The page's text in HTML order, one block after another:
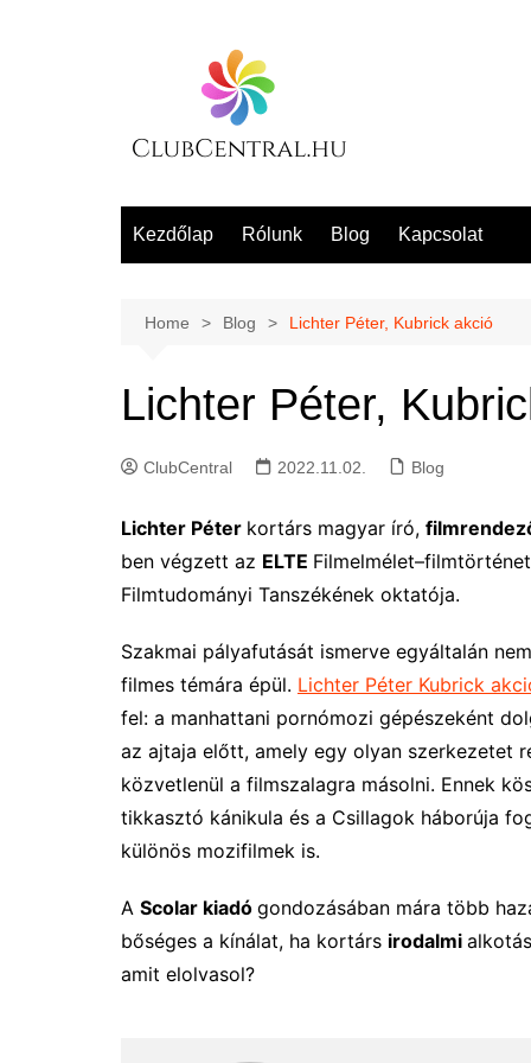
Kezdőlap Rólunk Blog Kapcsolat
Home Blog Lichter Péter, Kubrick akció
Lichter Péter,
ClubCentral 2022.11.02. Blog
Lichter Péter kortárs magyar író,
ben végzett az ELTE
Filmtudományi Tanszékének oktatója.
Szakmai pályafutását ismerve egyáltalán
filmes témára épül. Lichter Péter Kubrick
fel: a manhattani pornómozi gépészeként
az ajtaja előtt, amely egy olyan szerkezetet
közvetlenül a filmszalagra másolni. Ennek
tikkasztó kánikula és a Csillagok háborúja
különös mozifilmek is.
A Scolar kiadó gondozásában mára több
bőséges a kínálat, ha kortárs irodalmi
amit elolvasol?